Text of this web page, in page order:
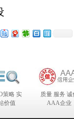
策略 实
价值
质量 服务 诚
AAA企业